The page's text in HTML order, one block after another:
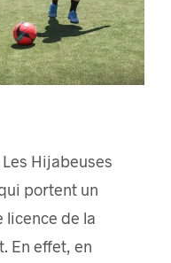
Hijabeuses
portent un
de la
En effet, en